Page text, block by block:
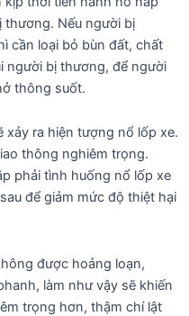
thương. Nếu người bị
cần loại bỏ bùn đất, chất
người bị thương, để người
thông suốt.
xảy ra hiện tượng nổ lốp xe.
thông nghiêm trọng.
phải tình huống nổ lốp xe
để giảm mức độ thiệt hại
được hoảng loạn,
làm như vậy sẽ khiến
trọng hơn, thậm chí lật